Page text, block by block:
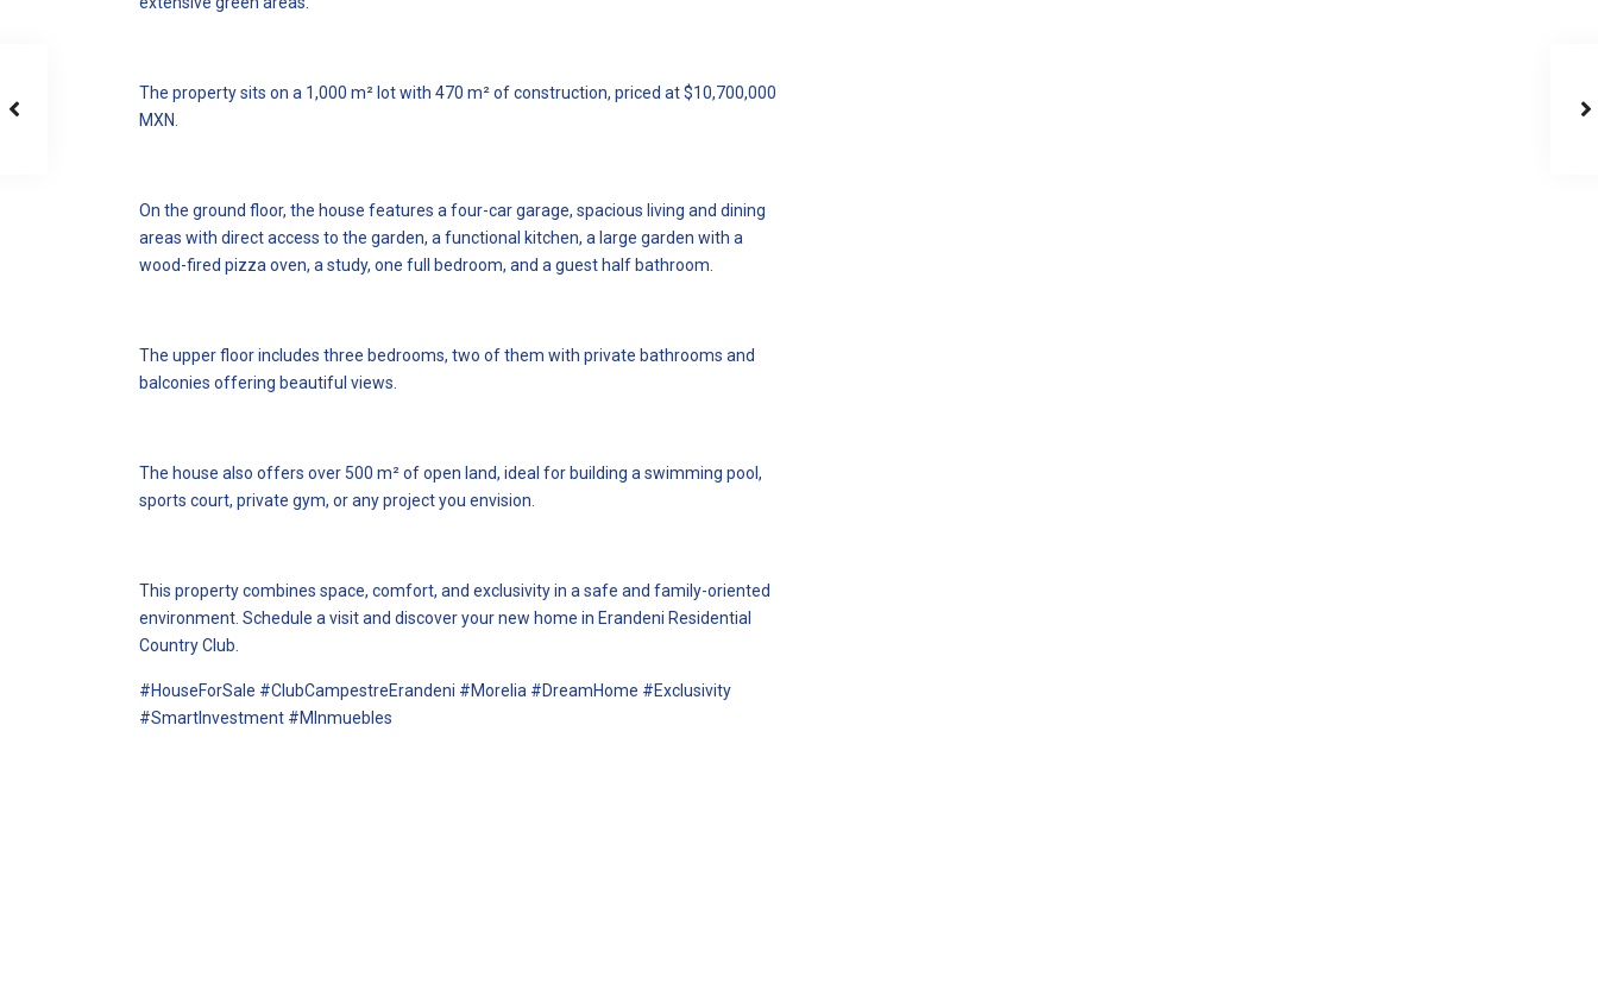
The property sits on a 1,000 m² lot with 470 m² of construction, priced at $10,700,000
MXN.
On the ground floor, the house features a four-car garage, spacious living and dining
areas with direct access to the garden, a functional kitchen, a large garden with a
wood-fired pizza oven, a study, one full bedroom, and a guest half bathroom.
The upper floor includes three bedrooms, two of them with private bathrooms and
balconies offering beautiful views.
The house also offers over 500 m² of open land, ideal for building a swimming pool,
sports court, private gym, or any project you envision.
This property combines space, comfort, and exclusivity in a safe and family-oriented
environment. Schedule a visit and discover your new home in Erandeni Residential
Country Club.
#HouseForSale #ClubCampestreErandeni #Morelia #DreamHome #Exclusivity
#SmartInvestment #MInmuebles